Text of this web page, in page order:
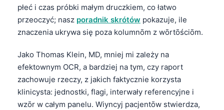
płeć i czas próbki małym druczkiem, co łatwo
przeoczyć; nasz poradnik skrótów pokazuje, ile
znaczenia ukrywa się poza kolumnōm z wōrtōściōm.
Jako Thomas Klein, MD, mniej mi zależy na
efektownym OCR, a bardziej na tym, czy raport
zachowuje rzeczy, z jakich faktycznie korzysta
klinicysta: jednostki, flagi, interwały referencyjne i
wzōr w całym panelu. Wiyncyj pacjentōw stwierdza,